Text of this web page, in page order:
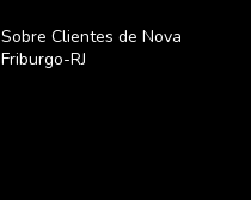
Sobre Clientes de Nova
Friburgo-RJ